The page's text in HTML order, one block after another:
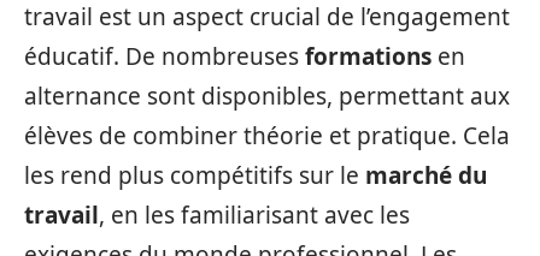
travail est un aspect crucial de l’engagement
éducatif. De nombreusesformations en
alternance sont disponibles, permettant aux
élèves de combiner théorie et pratique. Cela
les rend plus compétitifs sur le marché du
travail, en les familiarisant avec les